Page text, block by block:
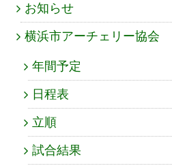
お知らせ
横浜市アーチェリー協会
年間予定
日程表
立順
試合結果